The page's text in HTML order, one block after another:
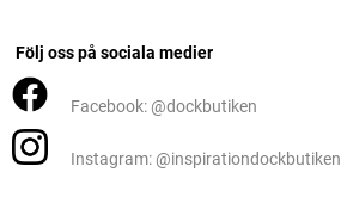
Följ oss på sociala medier
Facebook: @dockbutiken
Instagram: @inspirationdockbutiken